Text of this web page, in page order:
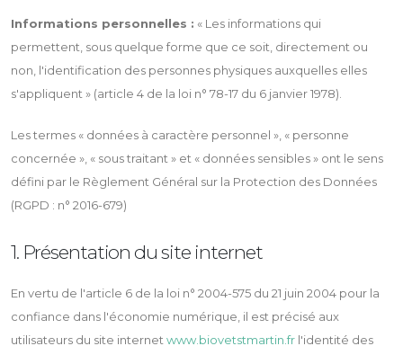
Informations personnelles : « Les informations qui
permettent, sous quelque forme que ce soit, directement ou
non, l'identification des personnes physiques auxquelles elles
s'appliquent » (article 4 de la loi n° 78-17 du 6 janvier 1978).
Les termes « données à caractère personnel », « personne
concernée », « sous traitant » et « données sensibles » ont le sens
défini par le Règlement Général sur la Protection des Données
(RGPD : n° 2016-679)
1. Présentation du site internet
En vertu de l'article 6 de la loi n° 2004-575 du 21 juin 2004 pour la
confiance dans l'économie numérique, il est précisé aux
utilisateurs du site internet www.biovetstmartin.fr l'identité des